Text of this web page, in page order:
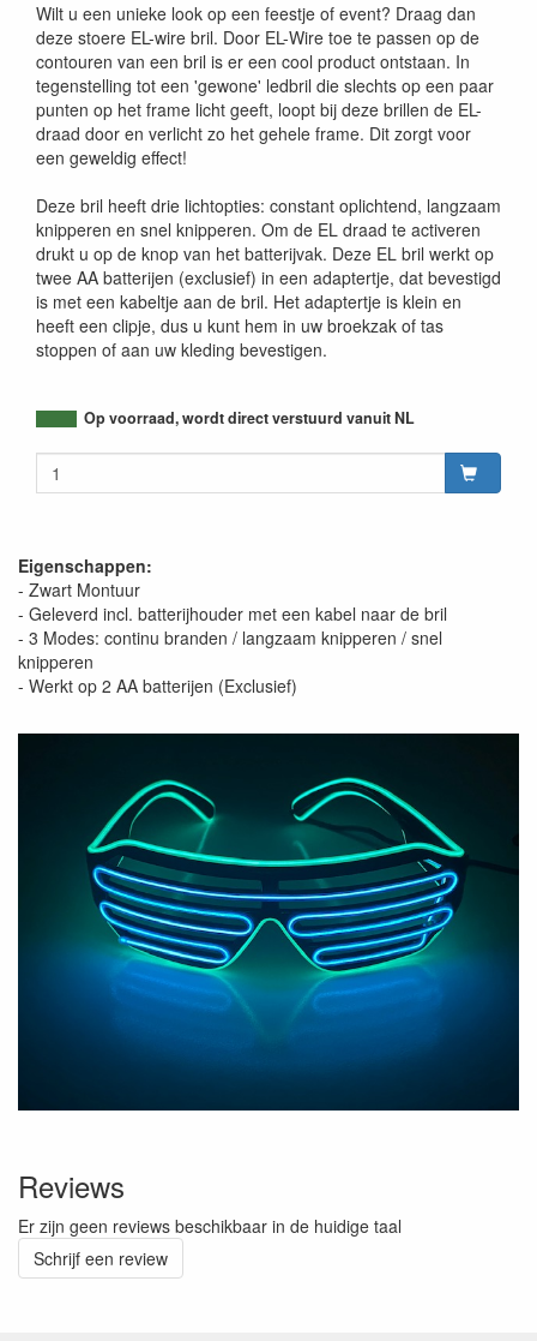
Wilt u een unieke look op een feestje of event? Draag dan
deze stoere EL-wire bril. Door EL-Wire toe te passen op de
contouren van een bril is er een cool product ontstaan. In
tegenstelling tot een 'gewone' ledbril die slechts op een paar
punten op het frame licht geeft, loopt bij deze brillen de EL-
draad door en verlicht zo het gehele frame. Dit zorgt voor
een geweldig effect!
Deze bril heeft drie lichtopties: constant oplichtend, langzaam
knipperen en snel knipperen. Om de EL draad te activeren
drukt u op de knop van het batterijvak. Deze EL bril werkt op
twee AA batterijen (exclusief) in een adaptertje, dat bevestigd
is met een kabeltje aan de bril. Het adaptertje is klein en
heeft een clipje, dus u kunt hem in uw broekzak of tas
stoppen of aan uw kleding bevestigen.
Op voorraad, wordt direct verstuurd vanuit NL
Eigenschappen:
- Zwart Montuur
- Geleverd incl. batterijhouder met een kabel naar de bril
- 3 Modes: continu branden / langzaam knipperen / snel
knipperen
- Werkt op 2 AA batterijen (Exclusief)
Reviews
Er zijn geen reviews beschikbaar in de huidige taal
Schrijf een review